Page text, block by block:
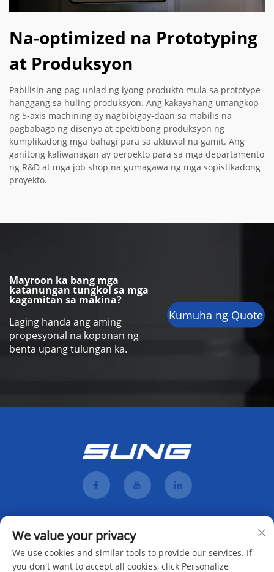
Na-optimized na Prototyping
at Produksyon
Pabilisin ang pag-unlad ng iyong produkto mula sa prototype
hanggang sa huling produksyon. Ang kakayahang umangkop
ng 5-axis machining ay nagbibigay-daan sa mabilis na
pagbabago ng disenyo at epektibong produksyon ng
kumplikadong mga bahagi para sa aktuwal na gamit. Ang
ganitong kaliwanagan ay perpekto para sa mga departamento
ng R&D at mga job shop na gumagawa ng mga sopistikadong
proyekto.
Mayroon ka bang mga
katanungan tungkol sa mga
kagamitan sa makina?
Laging handa ang aming
propesyonal na koponan ng
benta upang tulungan ka.
Kumuha ng Quote
We value your privacy
We use cookies and similar tools to provide our services. If
you don't want to accept all cookies, click Personalize